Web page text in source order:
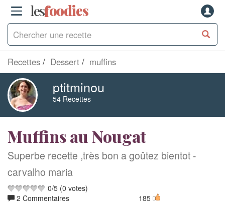
lesfoodies
Recettes Dessert muffins
ptitminou
54 Recettes
Muffins au Nougat
Superbe recette ,très bon a goûtez bientot -
carvalho maria
0/5 (0 votes)
2 Commentaires
185